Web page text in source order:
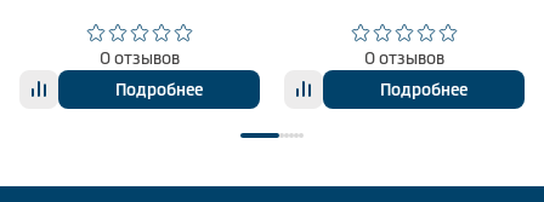
0 отзывов
Подробнее
0 отзывов
Подробнее